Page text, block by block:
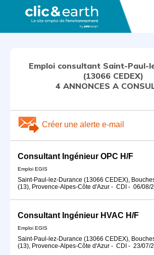
Emploi consultant Saint-Paul-
(13066 CEDEX)
4 ANNONCES A
Créer une alerte e-mail
Consultant Ingénieur OPC H/F
Emploi EGIS
Saint-Paul-lez-Durance (13066 CEDEX),
(13), Provence-Alpes-Côte d'Azur - CDI - 06/08/
Consultant Ingénieur HVAC H/F
Emploi EGIS
Saint-Paul-lez-Durance (13066 CEDEX),
(13), Provence-Alpes-Côte d'Azur - CDI - 23/07/